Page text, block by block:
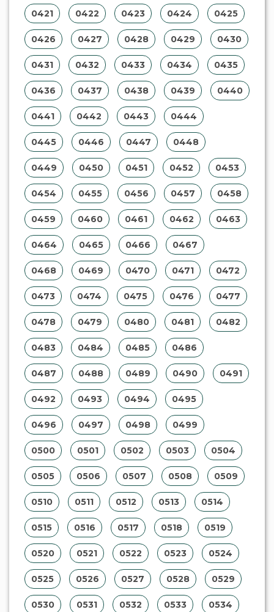
0421 0422 0423 0424 0425
0426 0427 0428 0429 0430
0431 0432 0433 0434 0435
0436 0437 0438 0439 0440
0441 0442 0443 0444
0445 0446 0447 0448
0449 0450 0451 0452 0453
0454 0455 0456 0457 0458
0459 0460 0461 0462 0463
0464 0465 0466 0467
0468 0469 0470 0471 0472
0473 0474 0475 0476 0477
0478 0479 0480 0481 0482
0483 0484 0485 0486
0487 0488 0489 0490 0491
0492 0493 0494 0495
0496 0497 0498 0499
0500 0501 0502 0503 0504
0505 0506 0507 0508 0509
0510 0511 0512 0513 0514
0515 0516 0517 0518 0519
0520 0521 0522 0523 0524
0525 0526 0527 0528 0529
0530 0531 0532 0533 0534